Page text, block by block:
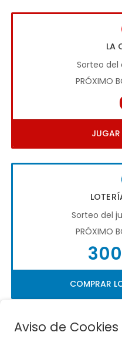
LA
Sorteo
PRÓXIMO
JUGAR
Sorteo del
PRÓXIMO
COMPRAR
Aviso de Cookies